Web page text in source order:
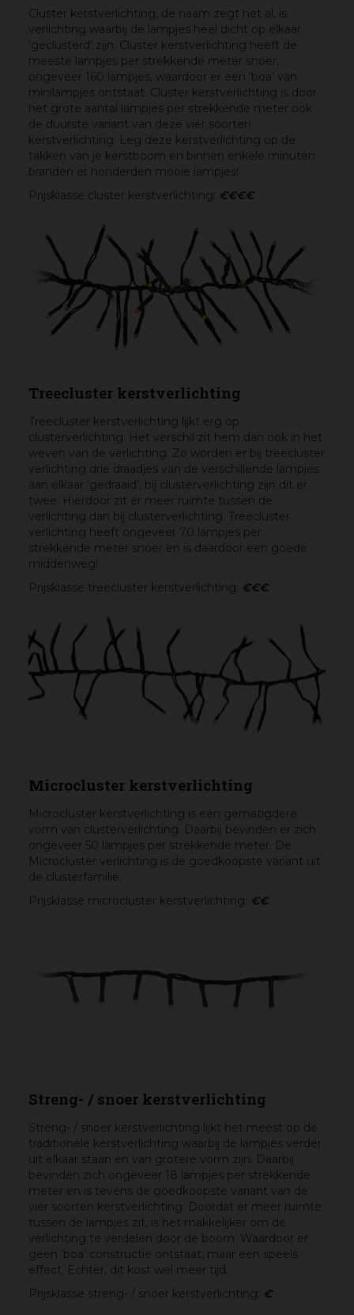
Cluster kerstverlichting, de naam zegt het al, is
verlichting waarbij de lampjes heel dicht op elkaar
‘geclusterd’ zijn. Cluster kerstverlichting heeft de
meeste lampjes per strekkende meter snoer,
ongeveer 160 lampjes, waardoor er een ‘boa’ van
minilampjes ontstaat. Cluster kerstverlichting is door
het grote aantal lampjes per strekkende meter ook
de duurste variant van deze vier soorten
kerstverlichting. Leg deze kerstverlichting op de
takken van je kerstboom en binnen enkele minuten
branden er honderden mooie lampjes!
Prijsklasse cluster kerstverlichting:
€€€€
Treecluster kerstverlichting
Treecluster kerstverlichting lijkt erg op
clusterverlichting. Het verschil zit hem dan ook in het
weven van de verlichting. Zo worden er bij treecluster
verlichting drie draadjes van de verschillende lampjes
aan elkaar ‘gedraaid’, bij clusterverlichting zijn dit er
twee. Hierdoor zit er meer ruimte tussen de
verlichting dan bij clusterverlichting. Treecluster
verlichting heeft ongeveer 70 lampjes per
strekkende meter snoer en is daardoor een goede
middenweg!
Prijsklasse treecluster kerstverlichting:
€€€
Microcluster kerstverlichting
Microcluster kerstverlichting is een gematigdere
vorm van clusterverlichting. Daarbij bevinden er zich
ongeveer 50 lampjes per strekkende meter. De
Microcluster verlichting is de goedkoopste variant uit
de clusterfamilie.​
Prijsklasse microcluster kerstverlichting:
€€
Streng- / snoer kerstverlichting
Streng- / snoer kerstverlichting lijkt het meest op de
traditionele kerstverlichting waarbij de lampjes verder
uit elkaar staan en van grotere vorm zijn. Daarbij
bevinden zich ongeveer 18 lampjes per strekkende
meter en is tevens de goedkoopste variant van de
vier soorten kerstverlichting. Doordat er meer ruimte
tussen de lampjes zit, is het makkelijker om de
verlichting te verdelen door de boom. Waardoor er
geen ‘boa’ constructie ontstaat, maar een speels
effect. Echter, dit kost wel meer tijd.
Prijsklasse streng- / snoer kerstverlichting:
€